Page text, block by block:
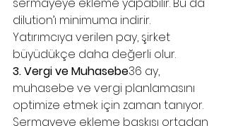
dilution’ı minimuma indirir.
Yatırımcıya verilen pay, şirket
büyüdükçe daha değerli olur.
3. Vergi ve Muhasebe36 ay,
muhasebe ve vergi planlamasını
optimize etmek için zaman tanıyor.
Sermayeye ekleme baskısı ortadan